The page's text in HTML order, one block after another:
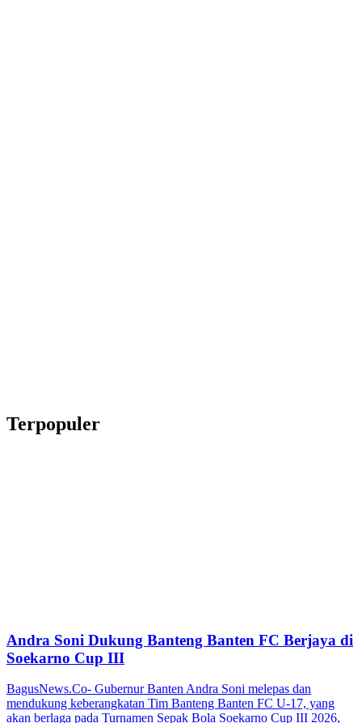
Terpopuler
Andra Soni Dukung Banteng Banten FC Berjaya di
Soekarno Cup III
BagusNews.Co- Gubernur Banten Andra Soni melepas dan
mendukung keberangkatan Tim Banteng Banten FC U-17, yang
akan berlaga pada Turnamen Sepak Bola Soekarno Cup III 2026,